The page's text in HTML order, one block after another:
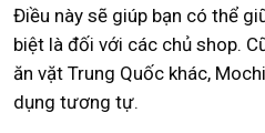
Điều này sẽ giúp bạn có thể
biệt là đối với các chủ shop.
ăn vặt Trung Quốc khác,
dụng tương tự.